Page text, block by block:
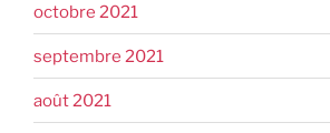
octobre 2021
septembre 2021
août 2021